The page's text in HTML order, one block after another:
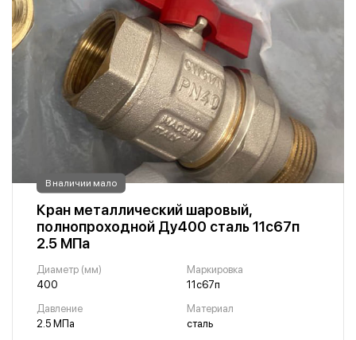
В наличии мало
Кран металлический шаровый,
полнопроходной Ду400 сталь 11с67п
2.5 МПа
Диаметр (мм)
400
Маркировка
11с67п
Давление
2.5 МПа
Материал
сталь